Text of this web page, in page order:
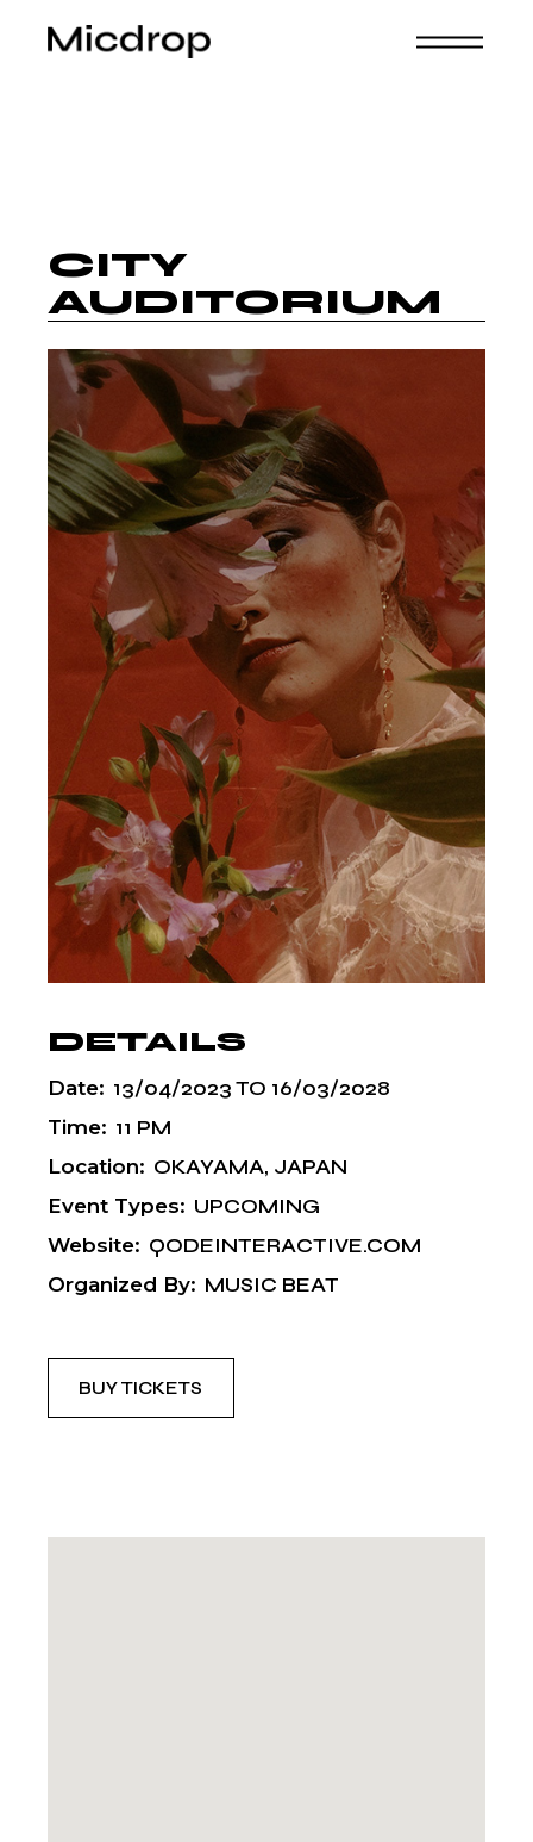
CITY
AUDITORIUM
DETAILS
Date: 13/04/2023TO 16/03/2028
Time: 11 PM
Location: OKAYAMA, JAPAN
Event Types: UPCOMING
Website: QODEINTERACTIVE.COM
Organized By: MUSIC BEAT
BUY TICKETS